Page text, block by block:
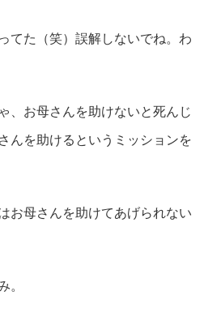
てた（笑）誤解しないでね。わ
、お母さんを助けないと死んじ
んを助けるというミッションを
お母さんを助けてあげられない
。